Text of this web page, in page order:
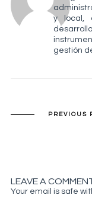
y local,
gestión
PREVIOUS
LEAVE A
Your email is safe